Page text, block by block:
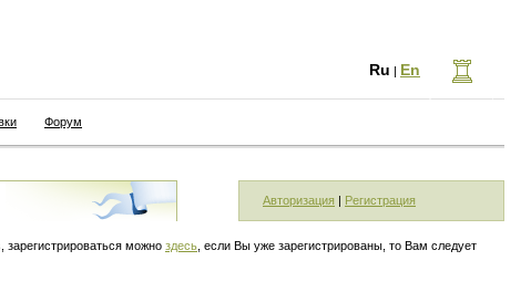
Ru | En
Форум
Авторизация | Регистрация
можно здесь , если Вы уже зарегистрированы, то Вам следует